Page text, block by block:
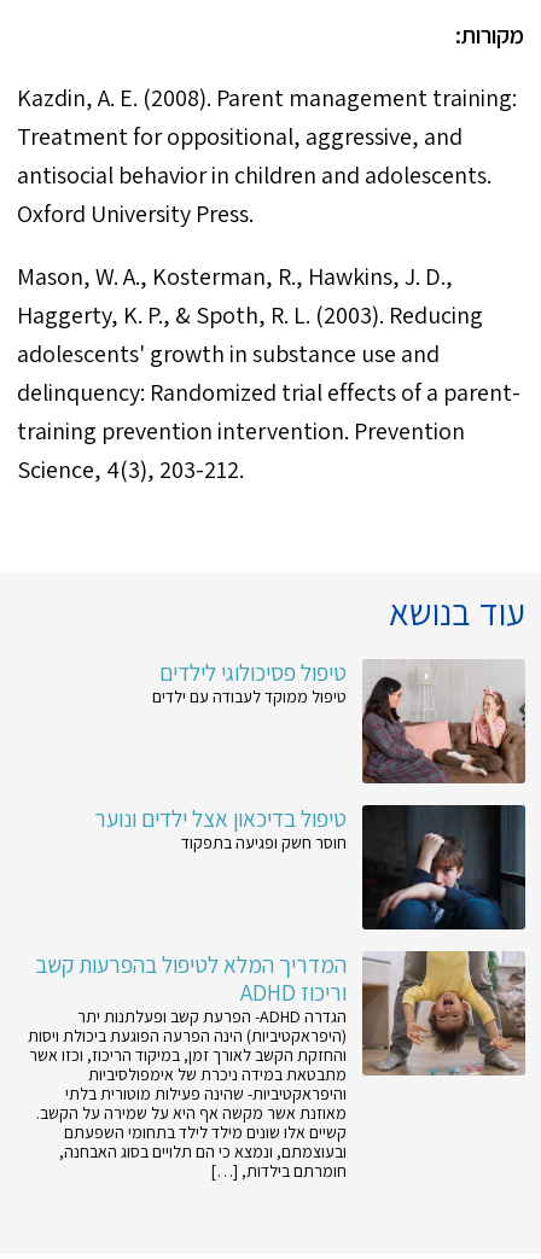
מקורות:
Kazdin, A. E. (2008). Parent management training:
Treatment for oppositional, aggressive, and
antisocial behavior in children and adolescents.
Mason, W. A., Kosterman, R., Hawkins, J. D.,
Haggerty, K. P., & Spoth, R. L. (2003). Reducing
adolescents' growth in substance use and
delinquency: Randomized trial effects of a parent-
training prevention intervention. Prevention
עוד בנושא
טיפול פסיכולוגי לילדים
טיפול ממוקד לעבודה עם ילדים
טיפול בדיכאון אצל ילדים ונוער
חוסר חשק ופגיעה בתפקוד
המדריך המלא לטיפול בהפרעות קשב
וריכוז ADHD
הגדרה ADHD- הפרעת קשב ופעלתנות יתר
(היפראקטיביות) הינה הפרעה הפוגעת ביכולת ויסות
והחזקת הקשב לאורך זמן, במיקוד הריכוז, וכזו אשר
מתבטאת במידה ניכרת של אימפולסיביות
והיפראקטיביות- שהינה פעילות מוטורית בלתי
מאוזנת אשר מקשה אף היא על שמירה על הקשב.
קשיים אלו שונים מילד לילד בתחומי השפעתם
ובעוצמתם, ונמצא כי הם תלויים בסוג האבחנה,
חומרתם בילדות, […]